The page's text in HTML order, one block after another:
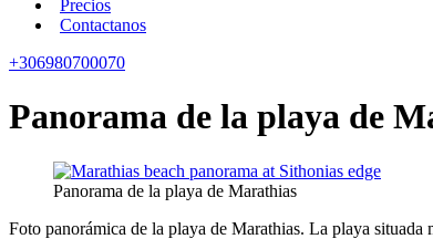
Precios
Contactanos
+306980700070
Panorama de la playa de
Panorama de la playa de Marathias
Foto panorámica de la playa de Marathias. La playa